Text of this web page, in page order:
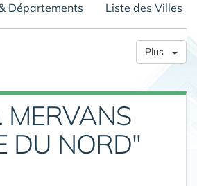
Départements Liste des Villes
Plus
MERVANS
DU NORD"